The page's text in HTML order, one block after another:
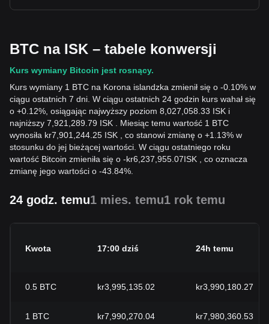
BTC na ISK – tabele konwersji
Kurs wymiany Bitcoin jest rosnący.
Kurs wymiany 1 BTC na Korona islandzka zmienił się o -0.10% w
ciągu ostatnich 7 dni. W ciągu ostatnich 24 godzin kurs wahał się
o +0.12%, osiągając najwyższy poziom 8,027,058.33 ISK i
najniższy 7,921,289.79 ISK . Miesiąc temu wartość 1 BTC
wynosiła kr7,901,244.25 ISK , co stanowi zmianę o +1.13% w
stosunku do jej bieżącej wartości. W ciągu ostatniego roku
wartość Bitcoin zmieniła się o -kr6,237,955.07ISK , co oznacza
zmianę jego wartości o -43.84%.
24 godz. temu1 mies. temu1 rok temu
Kwota 17:00 dziś 24h temu
0.5 BTC kr3,995,135.02 kr3,990,180.27
1 BTC kr7,990,270.04 kr7,980,360.53